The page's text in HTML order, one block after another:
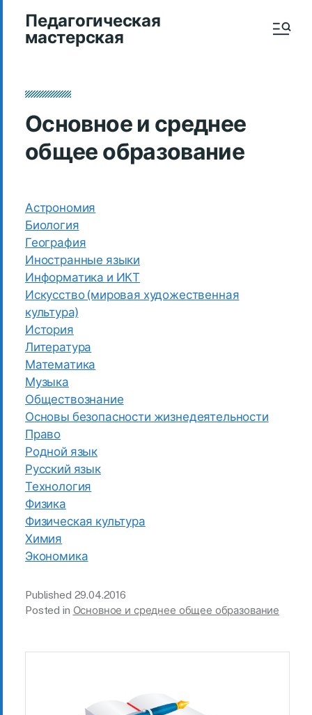
Педагогическая
мастерская
Основное и среднее
общее образование
Астрономия
Биология
География
Иностранные языки
Информатика и ИКТ
Искусство (мировая художественная
культура)
История
Литература
Математика
Музыка
Обществознание
Основы безопасности жизнедеятельности
Право
Родной язык
Русский язык
Технология
Физика
Физическая культура
Химия
Экономика
Published 29.04.2016
Posted in Основное и среднее общее образование